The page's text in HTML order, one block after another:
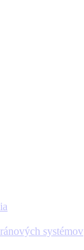
systémov